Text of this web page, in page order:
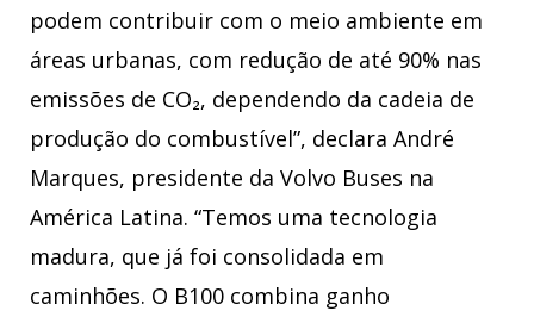
podem contribuir com o meio ambiente em
áreas urbanas, com redução de até 90% nas
emissões de CO₂, dependendo da cadeia de
produção do combustível”, declara André
Marques, presidente da Volvo Buses na
América Latina. “Temos uma tecnologia
madura, que já foi consolidada em
caminhões. O B100 combina ganho